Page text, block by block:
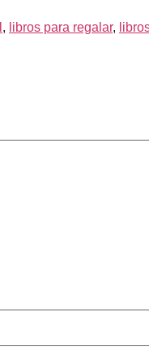
, libros para regalar,